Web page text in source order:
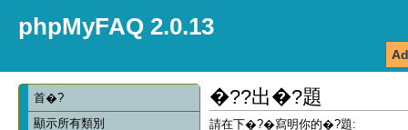
phpMyFAQ 2.0.13
首�?
顯示所有類別
�??出�?題
請在下�?�寫明你的�?題: